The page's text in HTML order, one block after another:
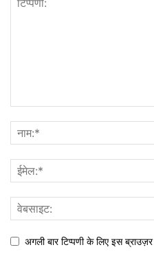
अगली बार टिप्पणी के लिए इस